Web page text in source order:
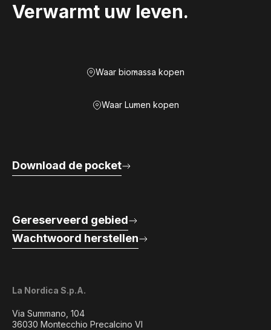
Verwarmt uw leven.
Waar biomassa kopen
Waar Lumen kopen
La Nordica S.p.A.
Via Summano, 104
36030 Montecchio Precalcino VI
Download de pocket
Gereserveerd gebied
Wachtwoord herstellen